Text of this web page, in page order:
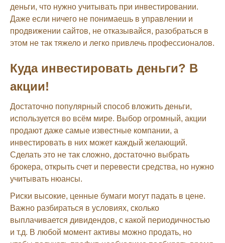
деньги, что нужно учитывать при инвестировании.
Даже если ничего не понимаешь в управлении и
продвижении сайтов, не отказывайся, разобраться в
этом не так тяжело и легко привлечь профессионалов.
Куда инвестировать деньги? В
акции!
Достаточно популярный способ вложить деньги,
используется во всём мире. Выбор огромный, акции
продают даже самые известные компании, а
инвестировать в них может каждый желающий.
Сделать это не так сложно, достаточно выбрать
брокера, открыть счет и перевести средства, но нужно
учитывать нюансы.
Риски высокие, ценные бумаги могут падать в цене.
Важно разбираться в условиях, сколько
выплачивается дивидендов, с какой периодичностью
и т.д. В любой момент активы можно продать, но